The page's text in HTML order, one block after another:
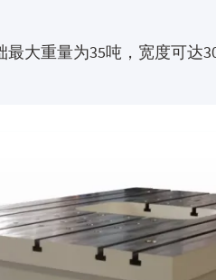
大重量为35吨，宽度可达